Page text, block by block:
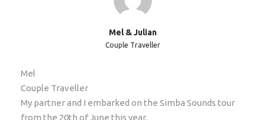
Inclusief
Ontbijt & diner wanneer er op de truck gereisd
Mel & Julian
Couple Traveller
Mel
Couple Traveller
My partner and I embarked on the Simba Sounds tour
from the 20th of June this year.